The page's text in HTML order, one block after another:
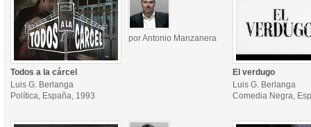
por Antonio Manzanera
Todos a la cárcel
Luis G. Berlanga
Política, España, 1993
El verdugo
Luis G. Berlanga
Comedia Negra,